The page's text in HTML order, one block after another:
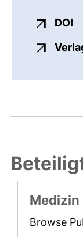
DOI
Medizin
Browse